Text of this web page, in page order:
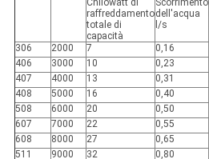
Chilowatt di
raffreddamento
totale di
capacità
Scorrimento
dell'acqua
l/s
306
2000 7 0,16
406
3000 10 0,23
407
4000 13 0,31
408
5000 16 0,40
508
6000 20 0,50
607
7000 22 0,55
608
8000 27 0,65
511
9000 32 0,80